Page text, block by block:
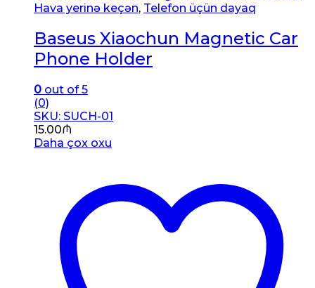
Hava yerinə keçən, Telefon üçün dayaq
Baseus Xiaochun Magnetic Car
Phone Holder
0 out of 5
(0)
SKU: SUCH-01
15.00₼
Daha çox oxu